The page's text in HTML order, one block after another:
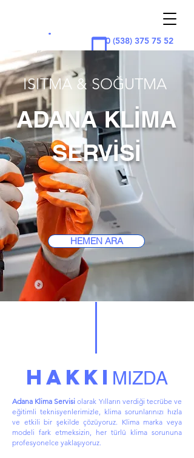
0 (538) 375 75 52
.
ISITMA & SOĞUTMA
ADANA KLİMA
SERVİSİ
HEMEN ARA
HAKKI MIZDA
Adana Klima Servisi olarak Yılların verdiği tecrübe ve
eğitimli teknisyenlerimizle, klima sorunlarınızı hızla
ve etkili bir şekilde çözüyoruz. Klima marka veya
modeli fark etmeksizin, her türlü klima sorununa
profesyonelce yaklaşıyoruz.